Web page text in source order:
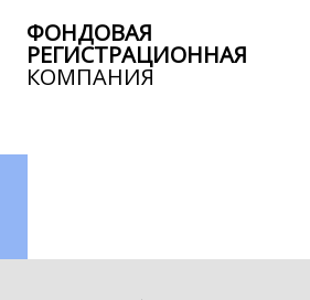
ФОНДОВАЯ
РЕГИСТРАЦИОННАЯ
КОМПАНИЯ